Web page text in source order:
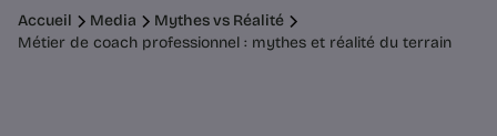
Accueil Media
Mythes vs Réalité
Métier de coach professionnel : mythes et réalité du terrain